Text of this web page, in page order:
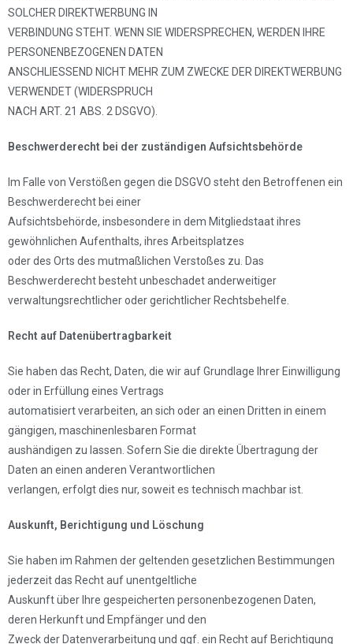
SOLCHER DIREKTWERBUNG IN
VERBINDUNG STEHT. WENN SIE WIDERSPRECHEN, WERDEN IHRE
PERSONENBEZOGENEN DATEN
ANSCHLIESSEND NICHT MEHR ZUM ZWECKE DER DIREKTWERBUNG
VERWENDET (WIDERSPRUCH
NACH ART. 21 ABS. 2 DSGVO).
Beschwerderecht bei der zuständigen Aufsichtsbehörde
Im Falle von Verstößen gegen die DSGVO steht den Betroffenen ein
Beschwerderecht bei einer
Aufsichtsbehörde, insbesondere in dem Mitgliedstaat ihres
gewöhnlichen Aufenthalts, ihres Arbeitsplatzes
oder des Orts des mutmaßlichen Verstoßes zu. Das
Beschwerderecht besteht unbeschadet anderweitiger
verwaltungsrechtlicher oder gerichtlicher Rechtsbehelfe.
Recht auf Datenübertragbarkeit
Sie haben das Recht, Daten, die wir auf Grundlage Ihrer Einwilligung
oder in Erfüllung eines Vertrags
automatisiert verarbeiten, an sich oder an einen Dritten in einem
gängigen, maschinenlesbaren Format
aushändigen zu lassen. Sofern Sie die direkte Übertragung der
Daten an einen anderen Verantwortlichen
verlangen, erfolgt dies nur, soweit es technisch machbar ist.
Auskunft, Berichtigung und Löschung
Sie haben im Rahmen der geltenden gesetzlichen Bestimmungen
jederzeit das Recht auf unentgeltliche
Auskunft über Ihre gespeicherten personenbezogenen Daten,
deren Herkunft und Empfänger und den
Zweck der Datenverarbeitung und ggf. ein Recht auf Berichtigung